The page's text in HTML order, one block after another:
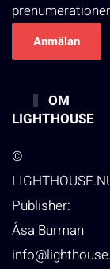
OM
LIGHTHOUSE
©
Publisher:
Åsa Burman